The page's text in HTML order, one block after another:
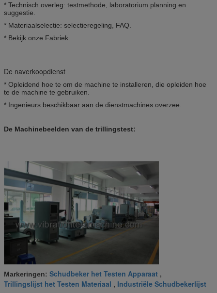
* Technisch overleg: testmethode, laboratorium planning en
suggestie.
* Materiaalselectie: selectieregeling, FAQ.
* Bekijk onze Fabriek.
De naverkoopdienst
* Opleidend hoe te om de machine te installeren, die opleiden hoe
te de machine te gebruiken.
* Ingenieurs beschikbaar aan de dienstmachines overzee.
De Machinebeelden van de trillingstest:
Markeringen: Schudbeker het Testen Apparaat ,
Trillingslijst het Testen Materiaal , Industriële Schudbekerlijst